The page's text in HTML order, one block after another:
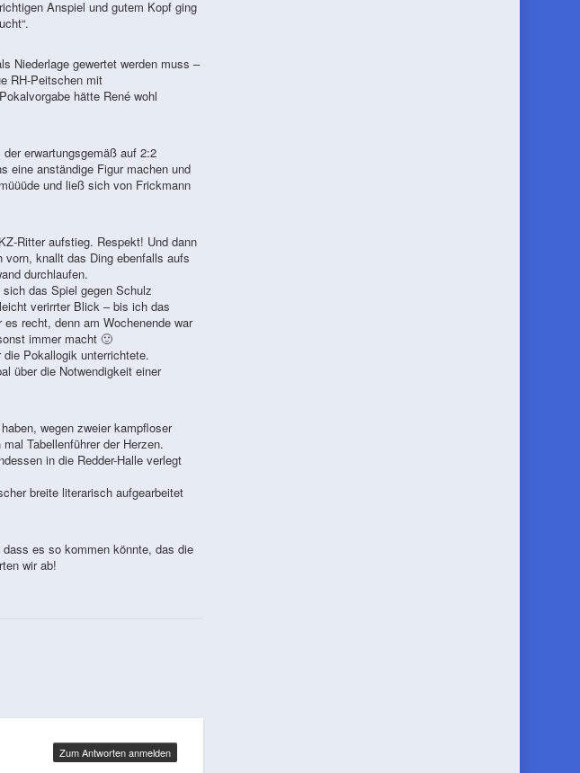
Anspiel und gutem Kopf ging
Niederlage gewertet werden muss –
RH-Peitschen mit
hätte René wohl
erwartungsgemäß auf 2:2
eine anständige Figur machen und
und ließ sich von Frickmann
Ritter aufstieg. Respekt! Und dann
knallt das Ding ebenfalls aufs
durchlaufen.
das Spiel gegen Schulz
verirrter Blick – bis ich das
recht, denn am Wochenende war
immer macht 🙂
Pokallogik unterrichtete.
über die Notwendigkeit einer
wegen zweier kampfloser
Tabellenführer der Herzen.
in die Redder-Halle verlegt
breite literarisch aufgearbeitet
es so kommen könnte, das die
wir ab!
Zum Antworten anmelden